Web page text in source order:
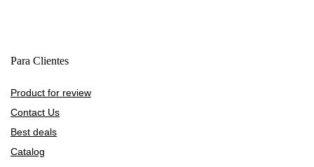
Para Clientes
Product for review
Contact Us
Best deals
Catalog